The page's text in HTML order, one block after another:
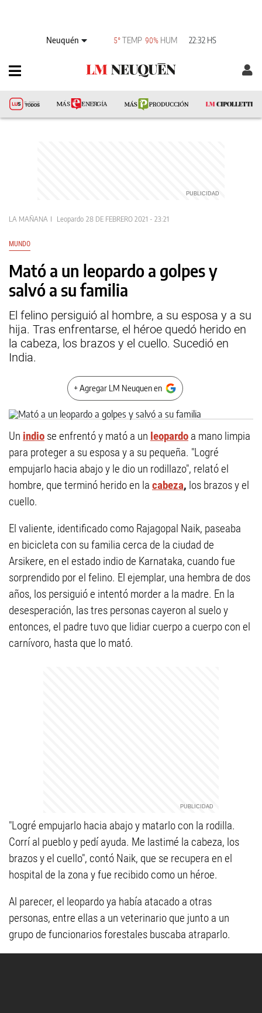
Neuquén 5° TEMP 90% HUM 22:32 HS
LA MAÑANA Leopardo 28 DE FEBRERO 2021 - 23:21
MUNDO
Mató a un leopardo a golpes y
salvó a su familia
El felino persiguió al hombre, a su esposa y a su
hija. Tras enfrentarse, el héroe quedó herido en
la cabeza, los brazos y el cuello. Sucedió en
India.
+ Agregar LM Neuquen en
Un indio se enfrentó y mató a un leopardo a mano limpia
para proteger a su esposa y a su pequeña. "Logré
empujarlo hacia abajo y le dio un rodillazo", relató el
hombre, que terminó herido en la cabeza, los brazos y el
cuello.
El valiente, identificado como Rajagopal Naik, paseaba
en bicicleta con su familia cerca de la ciudad de
Arsikere, en el estado indio de Karnataka, cuando fue
sorprendido por el felino. El ejemplar, una hembra de dos
años, los persiguió e intentó morder a la madre. En la
desesperación, las tres personas cayeron al suelo y
entonces, el padre tuvo que lidiar cuerpo a cuerpo con el
carnívoro, hasta que lo mató.
"Logré empujarlo hacia abajo y matarlo con la rodilla.
Corrí al pueblo y pedí ayuda. Me lastimé la cabeza, los
brazos y el cuello", contó Naik, que se recupera en el
hospital de la zona y fue recibido como un héroe.
Al parecer, el leopardo ya había atacado a otras
personas, entre ellas a un veterinario que junto a un
grupo de funcionarios forestales buscaba atraparlo.